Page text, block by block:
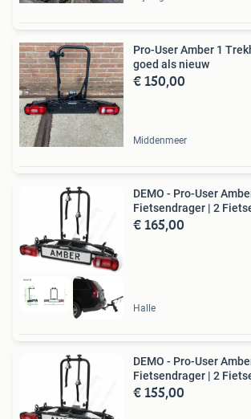
Pro-User Amber 1
goed als nieuw
€ 150,00
Middenmeer
DEMO - Pro-User
Fietsendrager | 2
€ 165,00
Halle
DEMO - Pro-User
Fietsendrager | 2
€ 155,00